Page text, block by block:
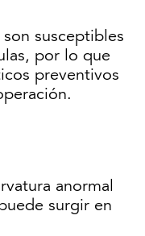
susceptibles
por lo que
preventivos
anormal
surgir en